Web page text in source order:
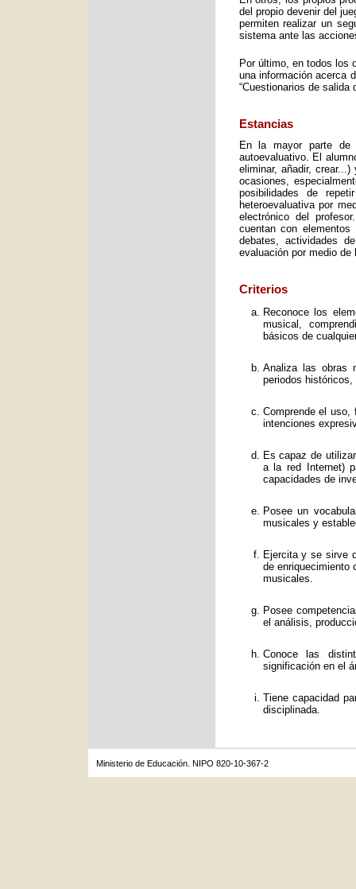
del propio devenir del
permiten realizar un
sistema ante las
Por último, en todos los
una información acerca
“Cuestionarios de salida
Estancias
En la mayor parte de
autoevaluativo. El
eliminar, añadir,
ocasiones,
posibilidades de
heteroevaluativa por
electrónico del
cuentan con
debates, actividades
evaluación por medio
Criterios
Reconoce los
musical,
básicos de
Analiza las obras
periodos
Comprende el
intenciones
Es capaz de
a la red Internet)
capacidades de
Posee un
musicales y
Ejercita y se sirve
de enriquecimiento
musicales.
Posee
el análisis,
Conoce las
significación en el
Tiene capacidad
disciplinada.
Ministerio de Educación. NIPO 820-10-367-2